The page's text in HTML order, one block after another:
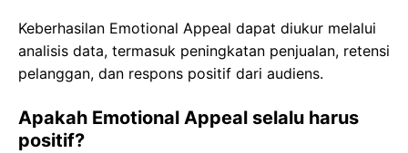
Keberhasilan Emotional Appeal dapat diukur melalui
analisis data, termasuk peningkatan penjualan, retensi
pelanggan, dan respons positif dari audiens.
Apakah Emotional Appeal selalu harus
positif?